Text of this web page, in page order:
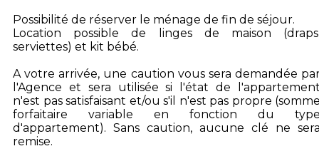
Possibilité de réserver le ménage de fin de séjour.
Location possible de linges de maison
serviettes) et kit bébé.
A votre arrivée, une caution vous sera demandée
l'Agence et sera utilisée si l'état de
n'est pas satisfaisant et/ou s'il n'est pas propre
forfaitaire variable en fonction du
d'appartement). Sans caution, aucune clé ne
remise.